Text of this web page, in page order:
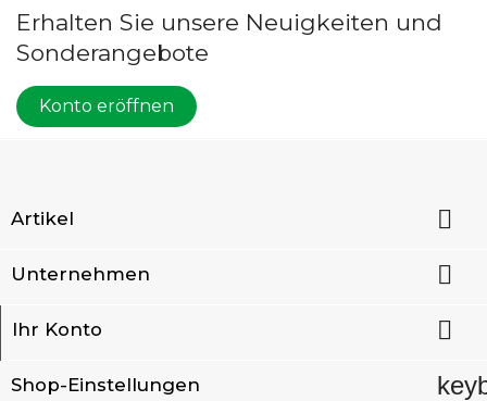
Erhalten Sie unsere Neuigkeiten und
Sonderangebote
Konto eröffnen
Artikel 
Unternehmen 
Ihr Konto 
Shop-Einstellungen